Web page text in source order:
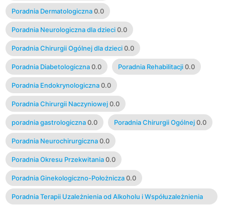
Poradnia Dermatologiczna 0.0
Poradnia Neurologiczna dla dzieci 0.0
Poradnia Chirurgii Ogólnej dla dzieci 0.0
Poradnia Diabetologiczna 0.0 Poradnia Rehabilitacji 0.0
Poradnia Endokrynologiczna 0.0
Poradnia Chirurgii Naczyniowej 0.0
poradnia gastrologiczna 0.0 Poradnia Chirurgii Ogólnej 0.0
Poradnia Neurochirurgiczna 0.0
Poradnia Okresu Przekwitania 0.0
Poradnia Ginekologiczno-Położnicza 0.0
Poradnia Terapii Uzależnienia od Alkoholu i Współuzależnienia